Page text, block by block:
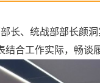
长、统战部部长颜
合工作实际，畅谈